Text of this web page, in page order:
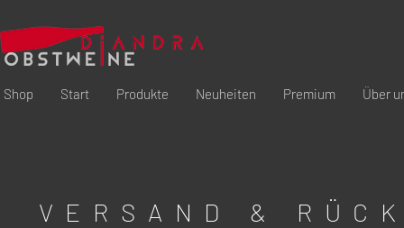
Shop Start Produkte Neuheiten Premium Über
VERSAND &